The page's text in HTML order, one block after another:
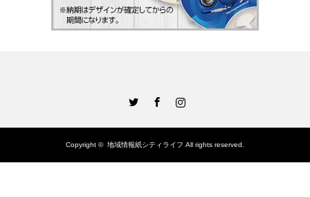
Copyright © 地域情報紙シティライフ All rights reserved.